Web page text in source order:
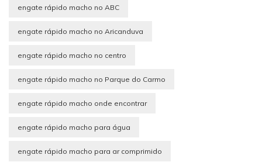
engate rápido macho no ABC
engate rápido macho no Aricanduva
engate rápido macho no centro
engate rápido macho no Parque do Carmo
engate rápido macho onde encontrar
engate rápido macho para água
engate rápido macho para ar comprimido